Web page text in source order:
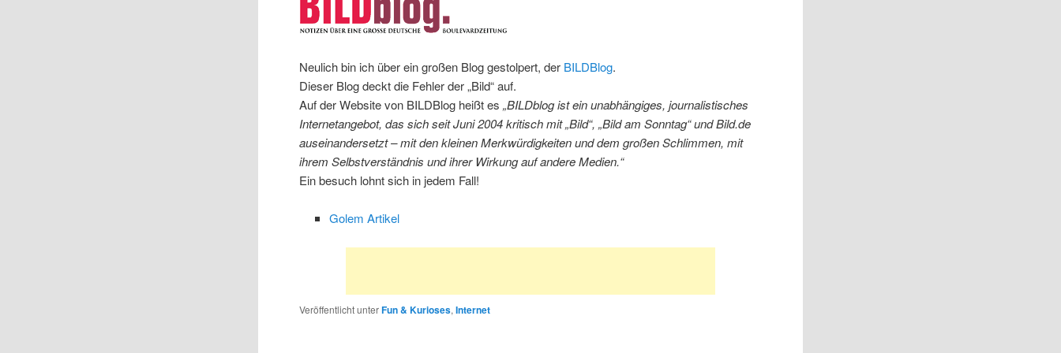
Neulich bin ich über ein großen Blog gestolpert, der BILDBlog.
Dieser Blog deckt die Fehler der „Bild“ auf.
Auf der Website von BILDBlog heißt es„BILDblog ist ein unabhängiges, journalistisches
Internetangebot, das sich seit Juni 2004 kritisch mit „Bild“, „Bild am Sonntag“ und Bild.de
auseinandersetzt – mit den kleinen Merkwürdigkeiten und dem großen Schlimmen, mit
ihrem Selbstverständnis und ihrer Wirkung auf andere Medien.“
Ein besuch lohnt sich in jedem Fall!
Golem Artikel
Veröffentlicht unter Fun & Kurioses,Internet